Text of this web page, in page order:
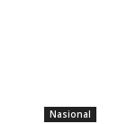
Nasional